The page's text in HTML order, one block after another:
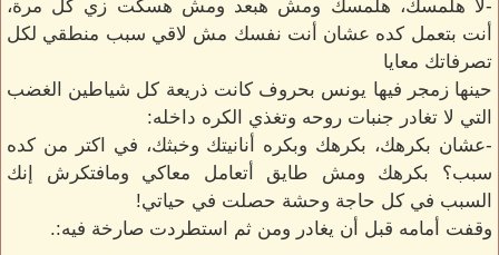
-لأ هلمسك، هلمسك ومش هبعد ومش هسكت زي كل مرة،
أنت بتعمل كده عشان أنت نفسك مش لاقي سبب منطقي لكل
تصرفاتك معايا
حينها زمجر فيها يونس بحروف كانت ذريعة كل شياطين الغضب
التي لا تغادر جنبات روحه وتغذي الكره داخله:
-عشان بكرهك، بكرهك وبكره أنانيتك وخبثك، في اكتر من كده
سبب؟ بكرهك ومش طايق أتعامل معاكي ومافتكرش إنك
السبب في كل حاجة وحشة حصلت في حياتي!
وقفت أمامه قبل أن يغادر ومن ثم استطردت صارخة فيه:.